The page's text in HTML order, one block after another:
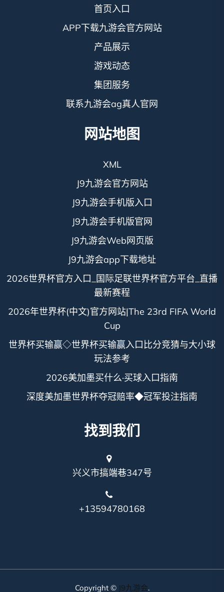
首页入口
APP下载九游会官方网站
产品展示
游戏动态
集团服务
联系九游会ag真人官网
网站地图
XML
J9九游会官方网站
J9九游会手机版入口
J9九游会手机版官网
J9九游会Web网页版
J9九游会app下载地址
2026世界杯官方入口_国际足联世界杯官方平台_直播
最新赛程
2026年世界杯(中文)官方网站|The 23rd FIFA World
Cup
世界杯买输赢◇世界杯买输赢入口比分竞猜与大小球
玩法参考
2026美加墨买什么·买球入口指南
深度美加墨世界杯夺冠赔率◆冠军投注指南
找到我们
兴义市搞端巷347号
+13594780168
Copyright © J9九游会.